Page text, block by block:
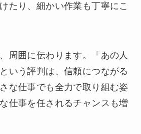
たり、細かい作業も丁寧にこ
周囲に伝わります。「あの人
いう評判は、信頼につながる
な仕事でも全力で取り組む姿
仕事を任されるチャンスも増